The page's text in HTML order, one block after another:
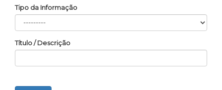
Tipo da Informação
Título / Descrição